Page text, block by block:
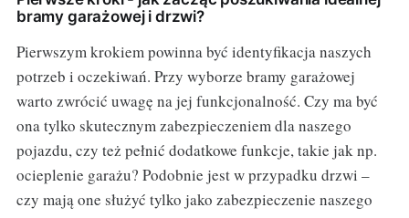
bramy garażowej i drzwi?
Pierwszym krokiem powinna być identyfikacja naszych
potrzeb i oczekiwań. Przy wyborze bramy garażowej
warto zwrócić uwagę na jej funkcjonalność. Czy ma być
ona tylko skutecznym zabezpieczeniem dla naszego
pojazdu, czy też pełnić dodatkowe funkcje, takie jak np.
ocieplenie garażu? Podobnie jest w przypadku drzwi –
czy mają one służyć tylko jako zabezpieczenie naszego